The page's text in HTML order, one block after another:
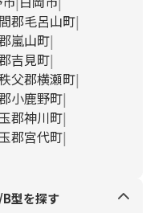
郡毛呂山町
嵐山町
吉見町
父郡横瀬町
小鹿野町
郡神川町
郡宮代町
型を探す